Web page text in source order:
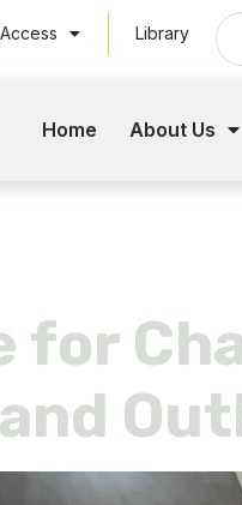
Library
Home About Us
for